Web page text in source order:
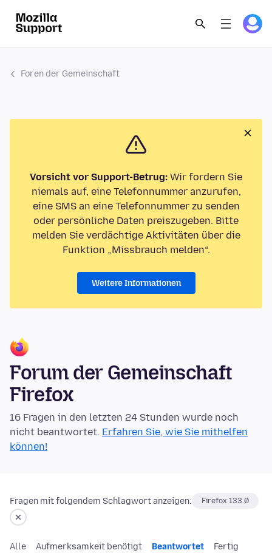
Foren der Gemeinschaft
Vorsicht vor Support-Betrug: Wir fordern Sie
niemals auf, eine Telefonnummer anzurufen,
eine SMS an eine Telefonnummer zu senden
oder persönliche Daten preiszugeben. Bitte
melden Sie verdächtige Aktivitäten über die
Funktion „Missbrauch melden“.
Weitere Informationen
Forum der Gemeinschaft
Firefox
16 Fragen in den letzten 24 Stunden wurde noch
nicht beantwortet. Erfahren Sie, wie Sie mithelfen
können!
Fragen mit folgendem Schlagwort anzeigen: Firefox 133.0
Alle Aufmerksamkeit benötigt Beantwortet Fertig